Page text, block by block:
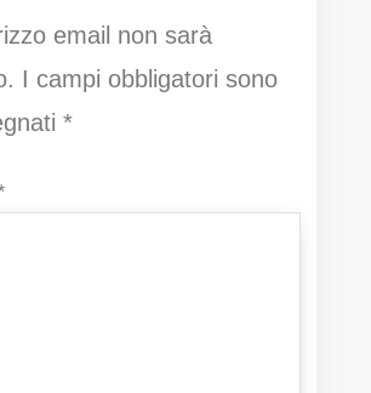
email non sarà
I campi obbligatori sono
*